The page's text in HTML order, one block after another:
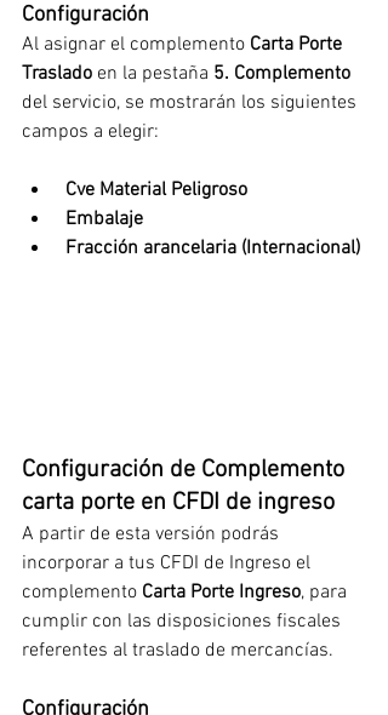
Configuración
Al asignar el complemento Carta Porte
Traslado en la pestaña 5. Complemento
del servicio, se mostrarán los siguientes
campos a elegir:
Cve Material Peligroso
Embalaje
Fracción arancelaria (Internacional)
Configuración de Complemento
carta porte en CFDI de ingreso
A partir de esta versión podrás
incorporar a tus CFDI de Ingreso el
complemento Carta Porte Ingreso, para
cumplir con las disposiciones fiscales
referentes al traslado de mercancías.
Configuración